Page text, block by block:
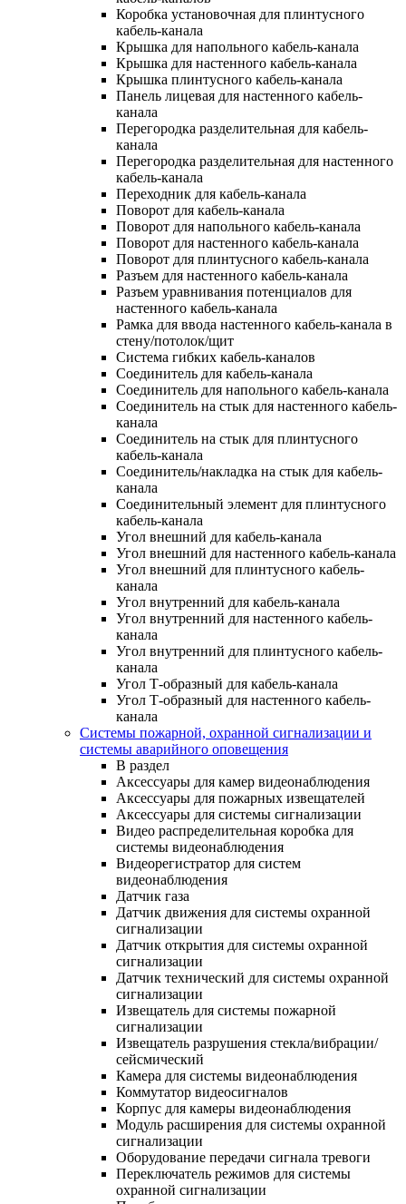
Коробка установочная для плинтусного
кабель-канала
Крышка для напольного кабель-канала
Крышка для настенного кабель-канала
Крышка плинтусного кабель-канала
Панель лицевая для настенного кабель-
канала
Перегородка разделительная для кабель-
канала
Перегородка разделительная для настенного
кабель-канала
Переходник для кабель-канала
Поворот для кабель-канала
Поворот для напольного кабель-канала
Поворот для настенного кабель-канала
Поворот для плинтусного кабель-канала
Разъем для настенного кабель-канала
Разъем уравнивания потенциалов для
настенного кабель-канала
Рамка для ввода настенного кабель-канала в
стену/потолок/щит
Система гибких кабель-каналов
Соединитель для кабель-канала
Соединитель для напольного кабель-канала
Соединитель на стык для настенного кабель-
канала
Соединитель на стык для плинтусного
кабель-канала
Соединитель/накладка на стык для кабель-
канала
Соединительный элемент для плинтусного
кабель-канала
Угол внешний для кабель-канала
Угол внешний для настенного кабель-канала
Угол внешний для плинтусного кабель-
канала
Угол внутренний для кабель-канала
Угол внутренний для настенного кабель-
канала
Угол внутренний для плинтусного кабель-
канала
Угол Т-образный для кабель-канала
Угол Т-образный для настенного кабель-
канала
Системы пожарной, охранной сигнализации и
системы аварийного оповещения
В раздел
Аксессуары для камер видеонаблюдения
Аксессуары для пожарных извещателей
Аксессуары для системы сигнализации
Видео распределительная коробка для
системы видеонаблюдения
Видеорегистратор для систем
видеонаблюдения
Датчик газа
Датчик движения для системы охранной
сигнализации
Датчик открытия для системы охранной
сигнализации
Датчик технический для системы охранной
сигнализации
Извещатель для системы пожарной
сигнализации
Извещатель разрушения стекла/вибрации/
сейсмический
Камера для системы видеонаблюдения
Коммутатор видеосигналов
Корпус для камеры видеонаблюдения
Модуль расширения для системы охранной
сигнализации
Оборудование передачи сигнала тревоги
Переключатель режимов для системы
охранной сигнализации